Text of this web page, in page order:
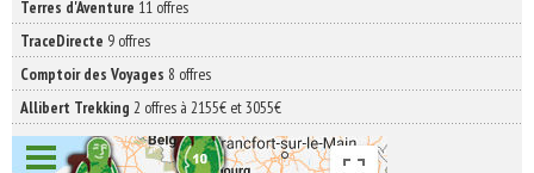
Terres d'Aventure 11 offres
TraceDirecte 9 offres
Comptoir des Voyages 8 offres
Allibert Trekking 2 offres à 2155€ et 3055€